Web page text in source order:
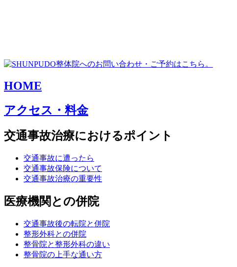
HOME
アクセス・料金
交通事故治療におけるポイント
交通事故に遭ったら
交通事故保険について
交通事故治療の重要性
医療機関との併院
交通事故後の転院と併院
整形外科との併院
整骨院と整形外科の違い
整骨院の上手な通い方